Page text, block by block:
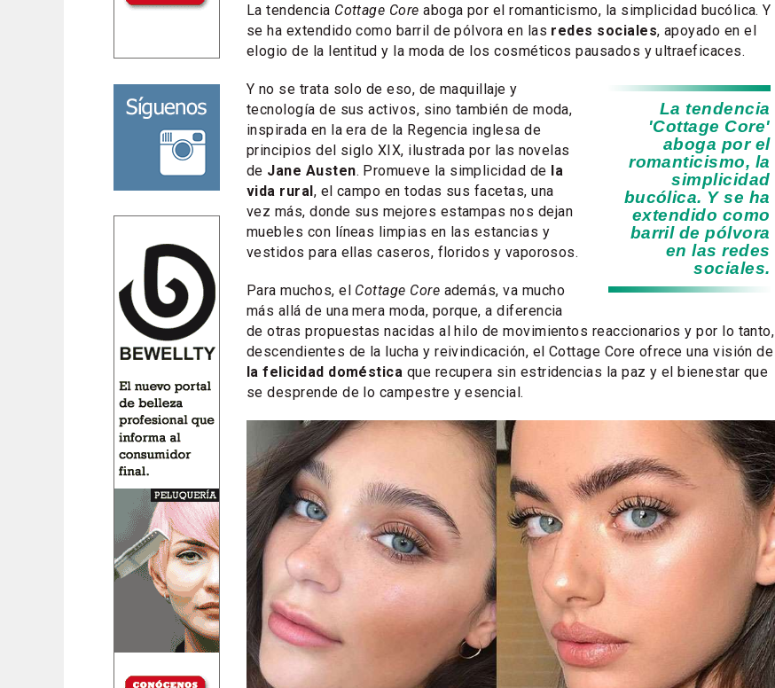
La tendencia Cottage Core aboga por el romanticismo, la simplicidad bucólica. Y
se ha extendido como barril de pólvora en las redes sociales, apoyado en el
elogio de la lentitud y la moda de los cosméticos pausados y ultraeficaces.
La tendencia
'Cottage Core'
aboga por el
romanticismo, la
simplicidad
bucólica. Y se ha
extendido como
barril de pólvora
en las redes
sociales.
Y no se trata solo de eso, de maquillaje y
tecnología de sus activos, sino también de moda,
inspirada en la era de la Regencia inglesa de
principios del siglo XIX, ilustrada por las novelas
de Jane Austen. Promueve la simplicidad de la
vida rural, el campo en todas sus facetas, una
vez más, donde sus mejores estampas nos dejan
muebles con líneas limpias en las estancias y
vestidos para ellas caseros, floridos y vaporosos.
Para muchos, el Cottage Core además, va mucho
más allá de una mera moda, porque, a diferencia
de otras propuestas nacidas al hilo de movimientos reaccionarios y por lo tanto,
descendientes de la lucha y reivindicación, el Cottage Core ofrece una visión de
la felicidad doméstica que recupera sin estridencias la paz y el bienestar que
se desprende de lo campestre y esencial.